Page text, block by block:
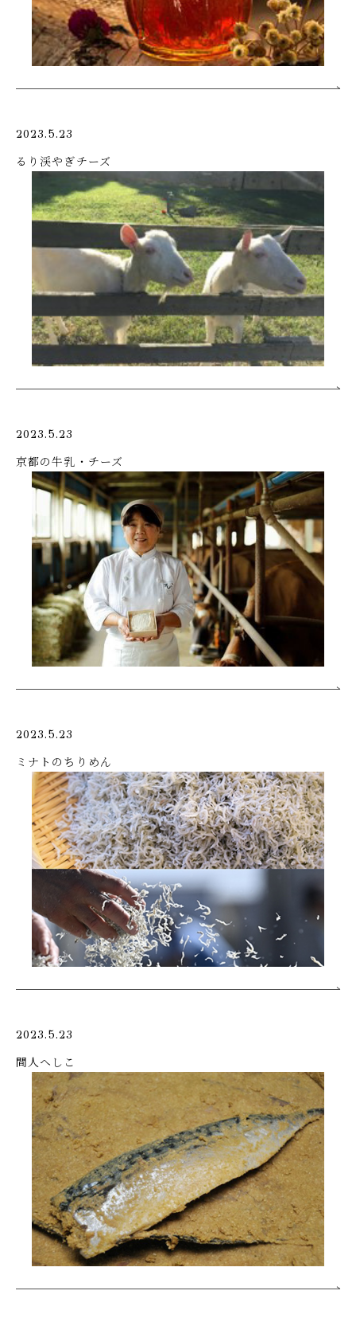
2023.5.23
るり渓やぎチーズ
2023.5.23
京都の牛乳・チーズ
2023.5.23
ミナトのちりめん
2023.5.23
間人へしこ